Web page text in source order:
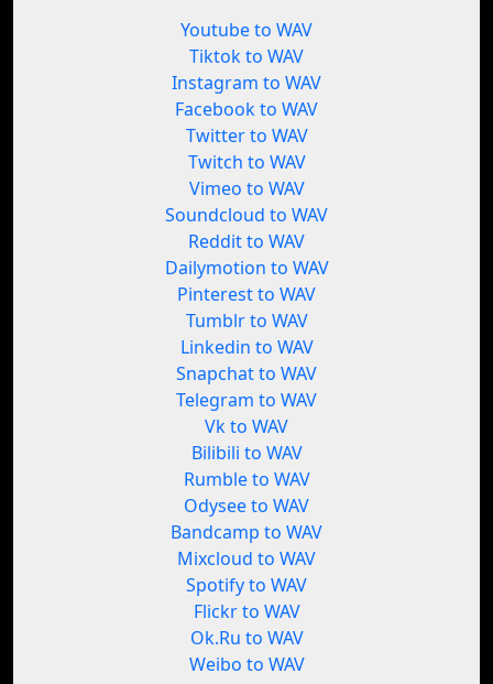
Youtube to WAV
Tiktok to WAV
Instagram to WAV
Facebook to WAV
Twitter to WAV
Twitch to WAV
Vimeo to WAV
Soundcloud to WAV
Reddit to WAV
Dailymotion to WAV
Pinterest to WAV
Tumblr to WAV
Linkedin to WAV
Snapchat to WAV
Telegram to WAV
Vk to WAV
Bilibili to WAV
Rumble to WAV
Odysee to WAV
Bandcamp to WAV
Mixcloud to WAV
Spotify to WAV
Flickr to WAV
Ok.Ru to WAV
Weibo to WAV